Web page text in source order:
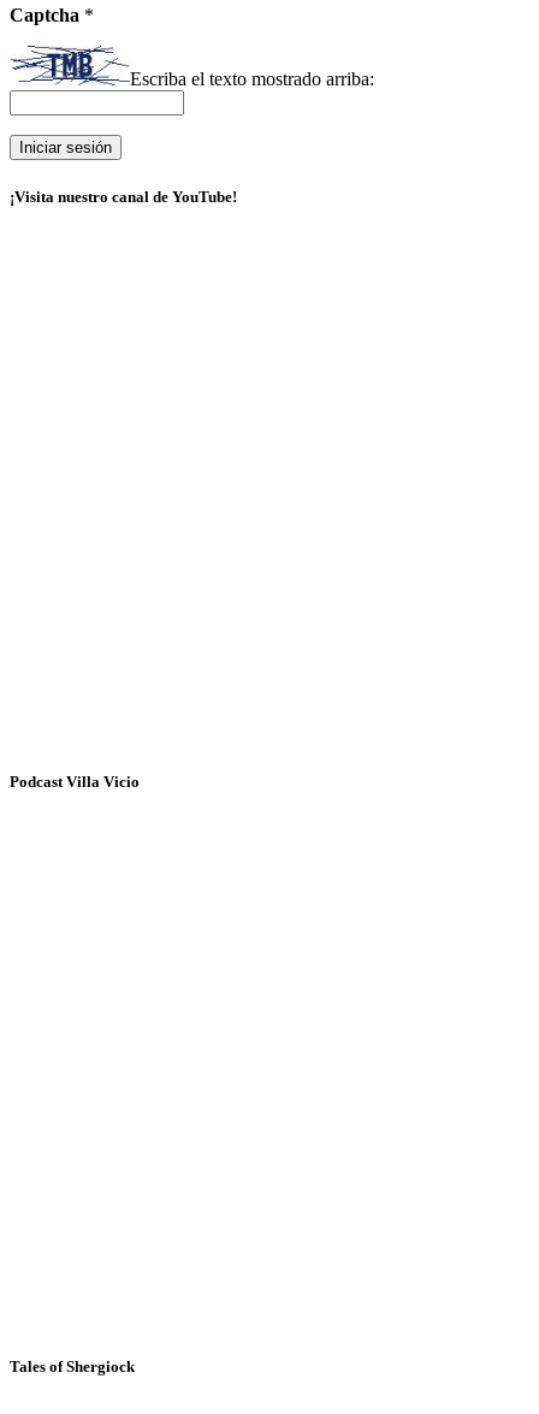
Captcha *
Escriba el texto mostrado arriba:
¡Visita nuestro canal de YouTube!
Podcast Villa Vicio
Tales of Shergiock